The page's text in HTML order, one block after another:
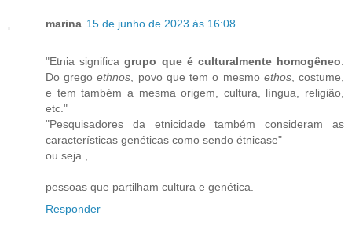
marina 15 de junho de 2023 às 16:08
"Etnia significa grupo que é culturalmente homogêneo.
Do gregoethnos, povo que tem o mesmo ethos, costume,
e tem também a mesma origem, cultura, língua, religião,
etc."
"Pesquisadores da etnicidade também consideram as
características genéticas como sendo étnicase"
ou seja ,
pessoas que partilham cultura e genética.
Responder